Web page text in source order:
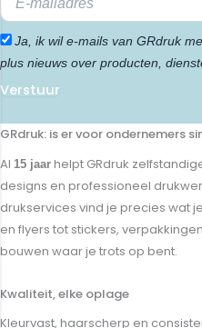
Ja, ik wil e-mails van GRdruk
plus nieuws over producten,
Verstuur
GRdruk: is er voor ondernemers
Al 15 jaar helpt GRdruk
designs en professioneel
drukservices vind je precies wat
en flyers tot stickers,
bouwen waar je trots op bent.
Kwaliteit, elke oplage
Kleurvast, haarscherp en